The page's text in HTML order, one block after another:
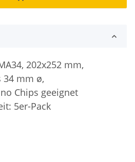
202x252 mm,
34 mm ø,
Chips geeignet
5er-Pack